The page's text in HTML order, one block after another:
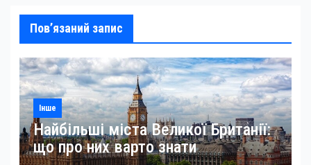
Пов’язаний запис
Інше
Найбільші міста Великої Британії:
що про них варто знати